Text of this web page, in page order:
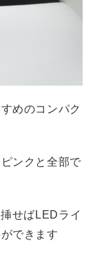
めのコンパク
ンクと全部で
せばLEDライ
できます